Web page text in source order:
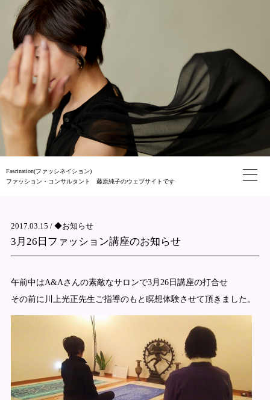
Fascination(ファッシネイション)
ファッション・コンサルタント 藤原純子のウェブサイトです
2017.03.15 / ◆お知らせ
3月26日ファッション講座のお知らせ
午前中はA&Aさんの素敵なサロンで3月26日講座の打合せ
その前に川上光正先生ご指導のもと瞑想体験させて頂きました。